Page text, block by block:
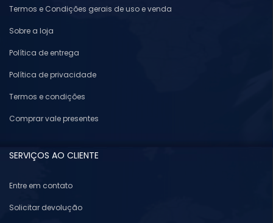
Termos e Condições gerais de uso e venda
Sobre a loja
Política de entrega
Política de privacidade
Termos e condições
Comprar vale presentes
SERVIÇOS AO CLIENTE
Entre em contato
Solicitar devolução